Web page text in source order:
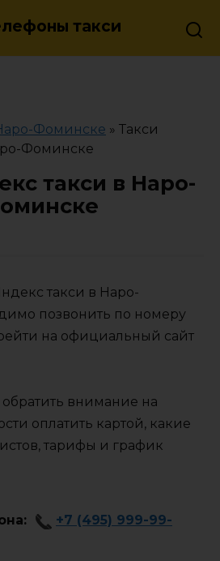
такси
Фоминске » Такси
Фоминске
такси в Наро-
такси в Наро-
позвонить по номеру
на официальный сайт
внимание на
оплатить картой, какие
тарифы и график
+7 (495) 999-99-